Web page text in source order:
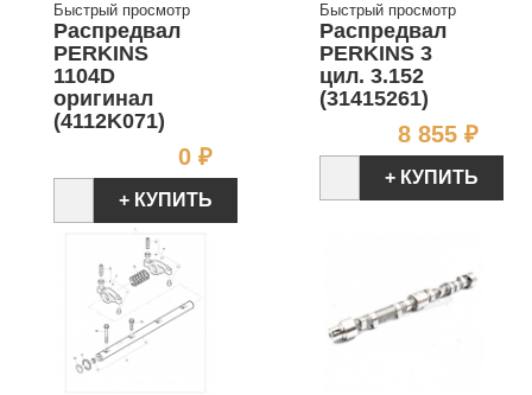
Быстрый просмотр
Распредвал
PERKINS
1104D
оригинал
(4112K071)
0 ₽Цена
+ КУПИТЬ
Быстрый просмотр
Распредвал
PERKINS 3
цил. 3.152
(31415261)
8 855 ₽
+ КУПИТЬ